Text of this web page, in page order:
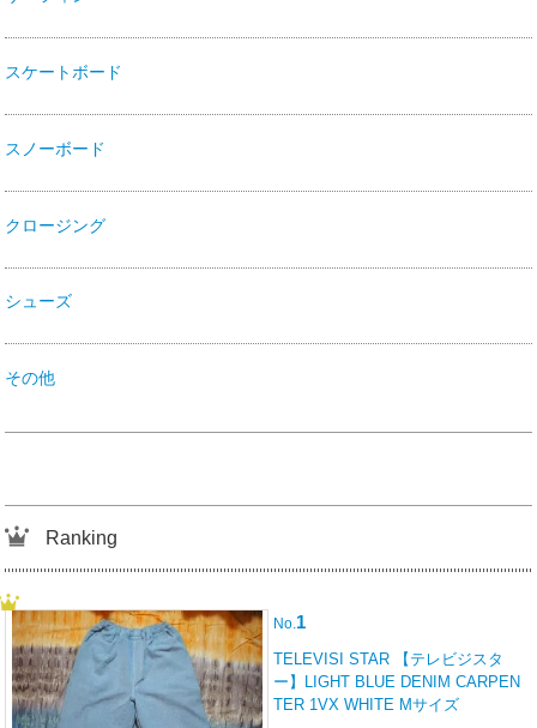
スケートボード
スノーボード
クロージング
シューズ
その他
Ranking
No. 1
TELEVISI STAR 【テレビジスタ
ー】LIGHT BLUE DENIM CARPEN
TER 1VX WHITE Mサイズ